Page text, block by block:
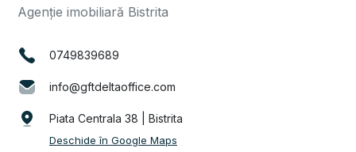
Agenție imobiliară Bistrita
0749839689
info@gftdeltaoffice.com
Piata Centrala 38 | Bistrita
Deschide în Google Maps